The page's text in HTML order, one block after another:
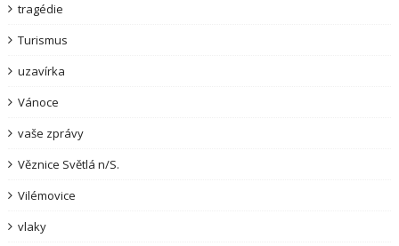
tragédie
Turismus
uzavírka
Vánoce
vaše zprávy
Věznice Světlá n/S.
Vilémovice
vlaky